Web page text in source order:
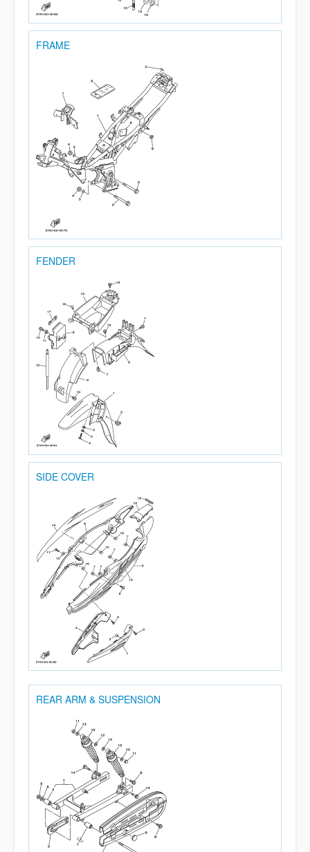
FRAME
FENDER
SIDE COVER
REAR ARM & SUSPENSION